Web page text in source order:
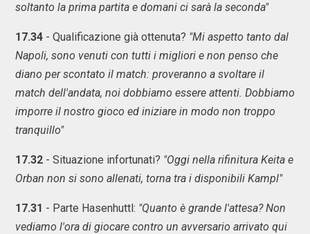
soltanto la prima partita e domani ci sarà la seconda"
17.34 - Qualificazione già ottenuta? "Mi aspetto tanto dal
Napoli, sono venuti con tutti i migliori e non penso che
diano per scontato il match: proveranno a svoltare il
match dell'andata, noi dobbiamo essere attenti. Dobbiamo
imporre il nostro gioco ed iniziare in modo non troppo
tranquillo"
17.32 - Situazione infortunati? "Oggi nella rifinitura Keita e
Orban non si sono allenati, torna tra i disponibili Kampl"
17.31 - Parte Hasenhuttl: "Quanto è grande l'attesa? Non
vediamo l'ora di giocare contro un avversario arrivato qui